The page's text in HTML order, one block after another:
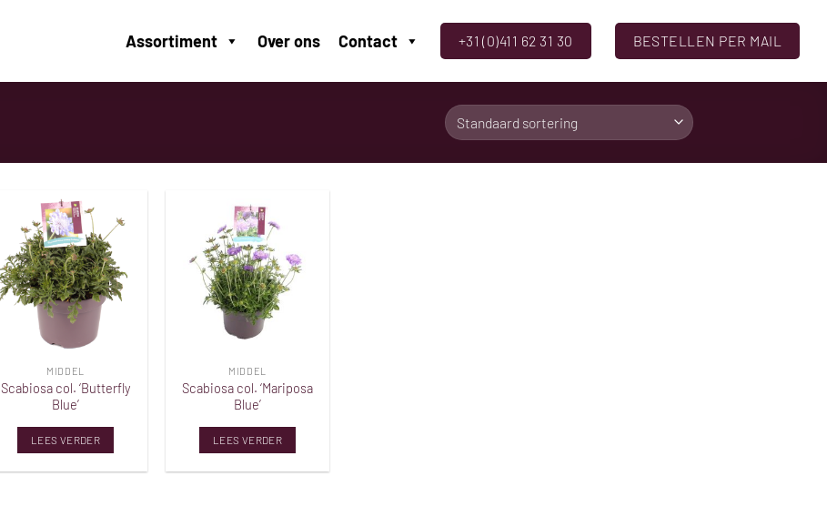
Assortiment Over ons Contact +31 (0)411 62 31 30 BESTELLEN PER MAIL
Toevoegen
aan
verlanglijst
MIDDEL
Scabiosa col. ‘Butterfly
Blue’
LEES VERDER
Toevoegen
aan
verlanglijst
MIDDEL
Scabiosa col. ‘Mariposa
Blue’
LEES VERDER